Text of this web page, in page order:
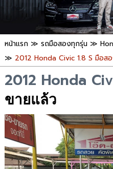
หน้าแรก ≫ รถมือสองทุกรุ่น ≫
≫ 2012 Honda Civic 1.8 S มือส
2012 Honda
ขายแล้ว